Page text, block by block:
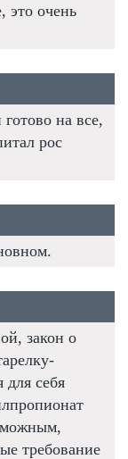
это очень
на все,
рос
закон о
себя
требование